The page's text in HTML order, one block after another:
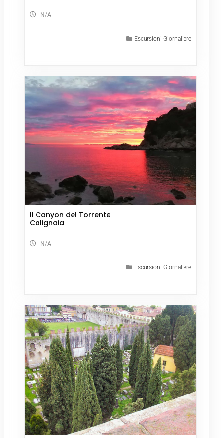
N/A
Escursioni Giornaliere
Il Canyon del Torrente
Calignaia
N/A
Escursioni Giornaliere